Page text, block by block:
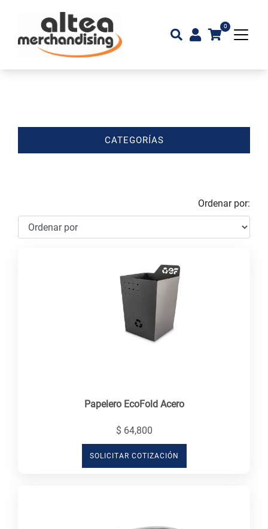
0
CATEGORÍAS
Ordenar por:
Papelero EcoFold Acero
$ 64,800
SOLICITAR COTIZACIÓN